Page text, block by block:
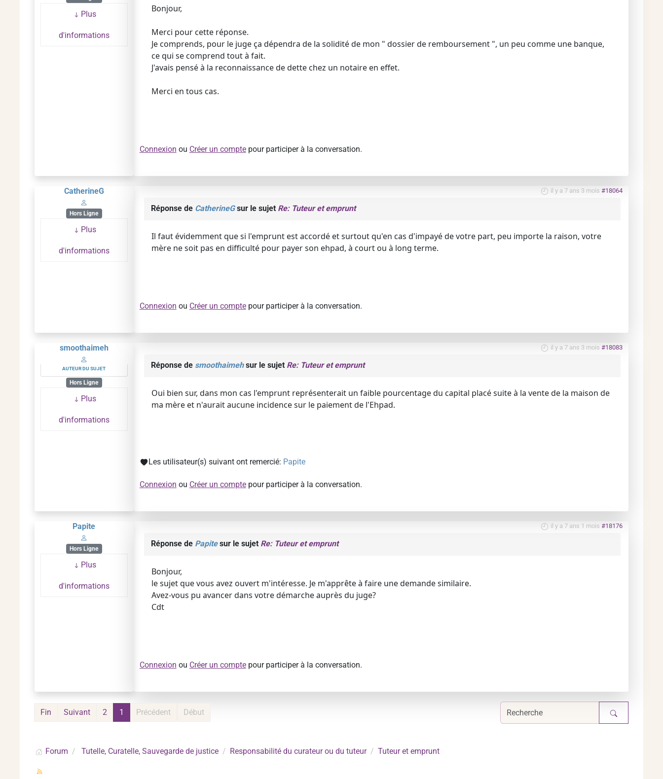
Plus
d'informations
Bonjour,
Merci pour cette réponse.
Je comprends, pour le juge ça dépendra de la solidité de mon " dossier de remboursement ", un peu comme une banque,
ce qui se comprend tout à fait.
J'avais pensé à la reconnaissance de dette chez un notaire en effet.
Merci en tous cas.
Connexion ou Créer un comptepour participer à la conversation.
CatherineG
Hors Ligne
Plus
d'informations
il y a 7 ans 3 mois #18064
Réponse de CatherineGsur le sujet Re: Tuteur et emprunt
Il faut évidemment que si l'emprunt est accordé et surtout qu'en cas d'impayé de votre part, peu importe la raison, votre
mère ne soit pas en difficulté pour payer son ehpad, à court ou à long terme.
Connexion ou Créer un comptepour participer à la conversation.
smoothaimeh
AUTEUR DU SUJET
Hors Ligne
Plus
d'informations
il y a 7 ans 3 mois #18083
Réponse de smoothaimehsur le sujet Re: Tuteur et emprunt
Oui bien sur, dans mon cas l'emprunt représenterait un faible pourcentage du capital placé suite à la vente de la maison de
ma mère et n'aurait aucune incidence sur le paiement de l'Ehpad.
Les utilisateur(s) suivant ont remercié: Papite
Connexion ou Créer un comptepour participer à la conversation.
Papite
Hors Ligne
Plus
d'informations
il y a 7 ans 1 mois #18176
Réponse de Papitesur le sujet Re: Tuteur et emprunt
Bonjour,
le sujet que vous avez ouvert m'intéresse. Je m'apprête à faire une demande similaire.
Avez-vous pu avancer dans votre démarche auprès du juge?
Cdt
Connexion ou Créer un comptepour participer à la conversation.
Début
Précédent
1
2
Suivant
Fin
Forum Tutelle, Curatelle, Sauvegarde de justice Responsabilité du curateur ou du tuteur Tuteur et emprunt